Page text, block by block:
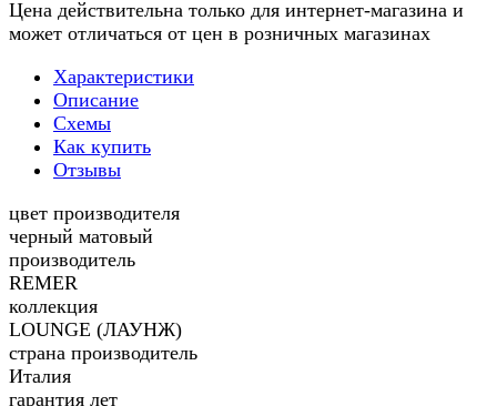
Цена действительна только для интернет-магазина и
может отличаться от цен в розничных магазинах
Характеристики
Описание
Схемы
Как купить
Отзывы
цвет производителя
черный матовый
производитель
REMER
коллекция
LOUNGE (ЛАУНЖ)
страна производитель
Италия
гарантия лет